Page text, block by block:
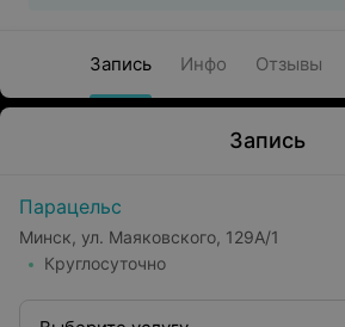
Запись Инфо Отзывы
Запись
Парацельс
Минск, ул. Маяковского, 129А/1
Круглосуточно